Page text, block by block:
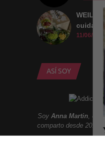
WEILO:
cuidar
11/06/2026
ASÍ SOY
Soy Anna Martin ,
comparto desde 2010